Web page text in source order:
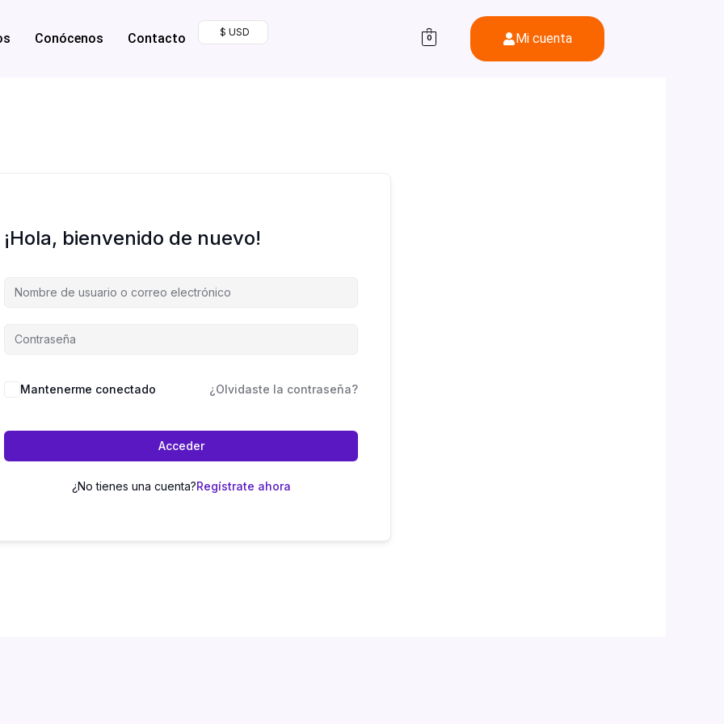
Conócenos Contacto $ USD 0 Mi cuenta
¡Hola, bienvenido de nuevo!
Mantenerme conectado ¿Olvidaste la contraseña?
Acceder
¿No tienes una cuenta?Regístrate ahora